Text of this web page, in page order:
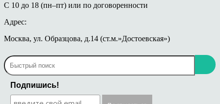
С 10 до 18 (пн–пт) или по договоренности
Адрес:
Москва, ул. Образцова, д.14 (ст.м.»Достоевская»)
Подпишись!